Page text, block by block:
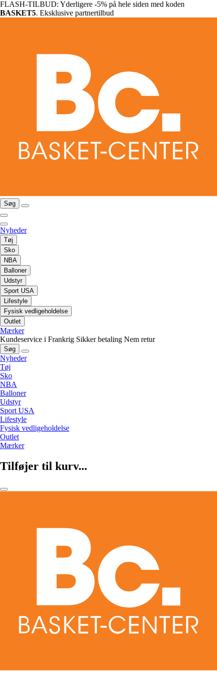
FLASH-TILBUD: Yderligere -5% på hele siden med koden
BASKET5. Eksklusive partnertilbud
Søg
Nyheder
Tøj
Sko
NBA
Balloner
Udstyr
Sport USA
Lifestyle
Fysisk vedligeholdelse
Outlet
Mærker
Kundeservice i Frankrig Sikker betaling Nem retur
Søg
Nyheder
Tøj
Sko
NBA
Balloner
Udstyr
Sport USA
Lifestyle
Fysisk vedligeholdelse
Outlet
Mærker
Tilføjer til kurv...